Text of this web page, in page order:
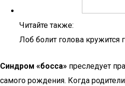
Читайте также:
Лоб болит голова кружится
Синдром «босса» преследует
самого рождения. Когда